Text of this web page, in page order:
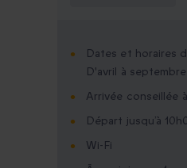
Dates et horaires
D'avril à
Arrivée conseillée
Départ jusqu’à
Wi-Fi